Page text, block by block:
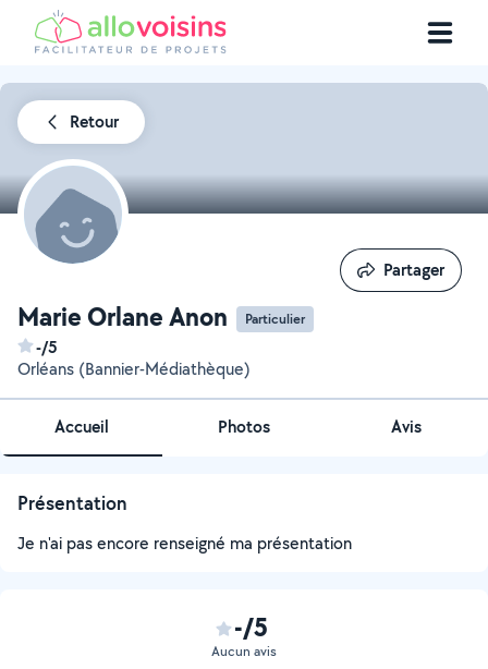
Retour
Marie Orlane Anon Particulier
-/5
Orléans (Bannier-Médiathèque)
Partager
Partager
Accueil Photos Avis
Présentation
Je n'ai pas encore renseigné ma présentation
-/5
Aucun avis